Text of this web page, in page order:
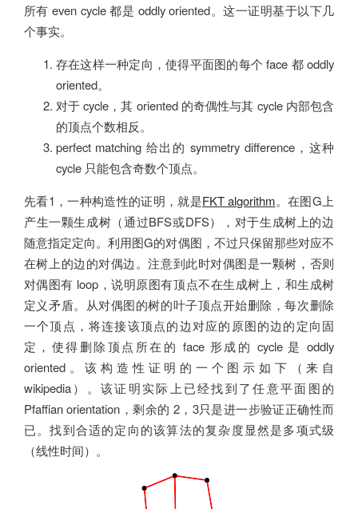
所有 even cycle 都是 oddly oriented。这一证明基于以下几
个事实。
存在这样一种定向，使得平面图的每个 face 都 oddly
oriented。
对于 cycle，其 oriented 的奇偶性与其 cycle 内部包含
的顶点个数相反。
perfect matching 给出的 symmetry difference，这种
cycle 只能包含奇数个顶点。
先看1，一种构造性的证明，就是FKT algorithm。在图G上
产生一颗生成树（通过BFS或DFS），对于生成树上的边
随意指定定向。利用图G的对偶图，不过只保留那些对应不
在树上的边的对偶边。注意到此时对偶图是一颗树，否则
对偶图有 loop，说明原图有顶点不在生成树上，和生成树
定义矛盾。从对偶图的树的叶子顶点开始删除，每次删除
一个顶点，将连接该顶点的边对应的原图的边的定向固
定，使得删除顶点所在的 face 形成的 cycle 是 oddly
oriented。该构造性证明的一个图示如下（来自
wikipedia）。该证明实际上已经找到了任意平面图的
Pfaffian orientation，剩余的 2，3只是进一步验证正确性而
已。找到合适的定向的该算法的复杂度显然是多项式级
（线性时间）。